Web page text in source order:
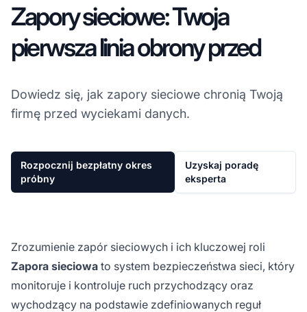
Zapory sieciowe: Twoja
pierwsza linia obrony przed
Dowiedz się, jak zapory sieciowe chronią Twoją
firmę przed wyciekami danych.
Rozpocznij bezpłatny okres
próbny
Uzyskaj poradę
eksperta
Zrozumienie zapór sieciowych i ich kluczowej roli
Zapora sieciowa to system bezpieczeństwa sieci, który
monitoruje i kontroluje ruch przychodzący oraz
wychodzący na podstawie zdefiniowanych reguł